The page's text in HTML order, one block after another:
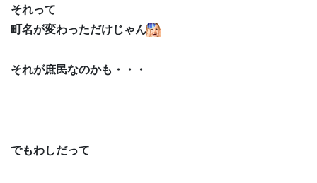
それって
町名が変わっただけじゃん
それが庶民なのかも・・・
でもわしだって